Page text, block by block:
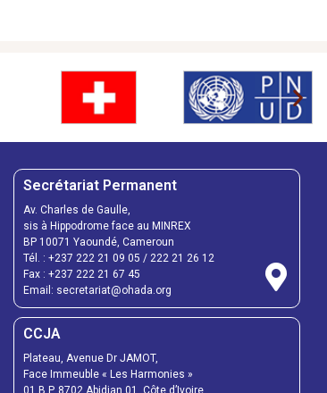
Secrétariat Permanent
Av. Charles de Gaulle,
sis à Hippodrome face au MINREX
BP 10071 Yaoundé, Cameroun
Tél. : +237 222 21 09 05 / 222 21 26 12
Fax : +237 222 21 67 45
Email: secretariat@ohada.org
CCJA
Plateau, Avenue Dr JAMOT,
Face Immeuble « Les Harmonies »
01 B.P. 8702 Abidjan 01, Côte d’Ivoire